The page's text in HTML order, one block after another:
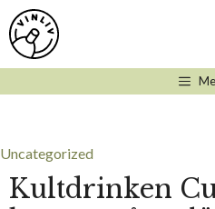
Hoppa
till
innehåll
Uncategorized
Kultdrinken